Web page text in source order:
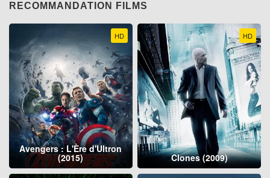
RECOMMANDATION FILMS
HD
Avengers : L'Ère d'Ultron
(2015)
HD
Clones (2009)